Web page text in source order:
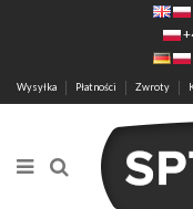
Wysyłka Płatności Zwroty